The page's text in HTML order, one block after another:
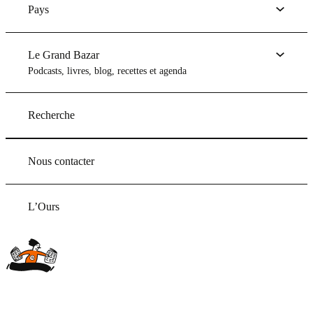
Pays
Le Grand Bazar
Podcasts, livres, blog, recettes et agenda
Recherche
Nous contacter
L’Ours